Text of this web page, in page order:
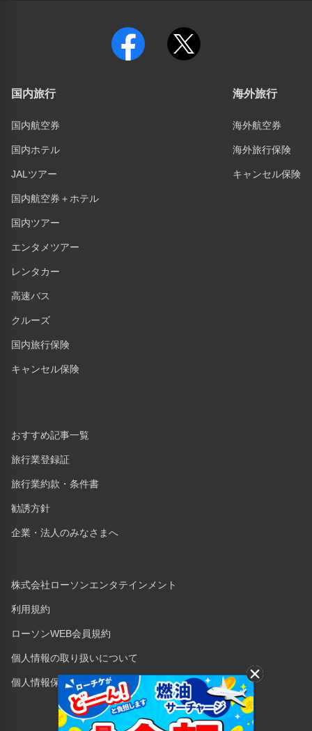
国内旅行
国内航空券
国内ホテル
JALツアー
国内航空券＋ホテル
国内ツアー
エンタメツアー
レンタカー
高速バス
クルーズ
国内旅行保険
キャンセル保険
おすすめ記事一覧
旅行業登録証
旅行業約款・条件書
勧誘方針
企業・法人のみなさまへ
株式会社ローソンエンタテインメント
利用規約
ローソンWEB会員規約
個人情報の取り扱いについて
個人情報保護方針
海外旅行
海外航空券
海外旅行保険
キャンセル保険